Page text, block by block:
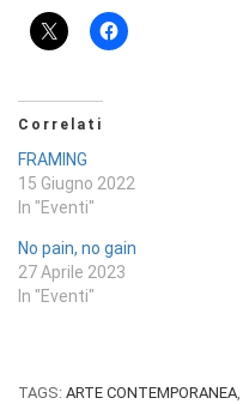
Correlati
FRAMING
15 Giugno 2022
In "Eventi"
No pain, no gain
27 Aprile 2023
In "Eventi"
TAGS: ARTE CONTEMPORANEA,